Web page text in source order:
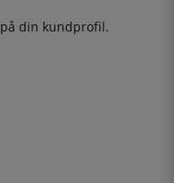
på din kundprofil.